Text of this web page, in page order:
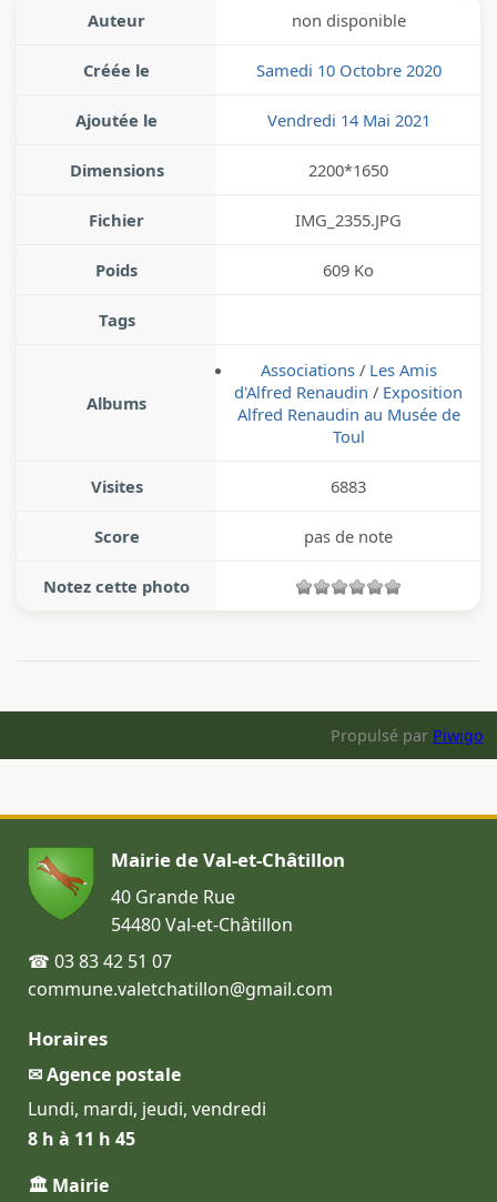
Auteur non disponible
Créée le Samedi 10 Octobre 2020
Ajoutée le Vendredi 14 Mai 2021
Dimensions 2200*1650
Fichier IMG_2355.JPG
Poids 609 Ko
Tags
Albums
Associations/ Les Amis
d'Alfred Renaudin / Exposition
Alfred Renaudin au Musée de
Toul
Visites 6883
Score pas de note
Notez cette photo
Propulsé par Piwigo
Mairie de Val-et-Châtillon
40 Grande Rue
54480 Val-et-Châtillon
☎ 03 83 42 51 07
commune.valetchatillon@gmail.com
Horaires
✉ Agence postale
Lundi, mardi, jeudi, vendredi
8 h à 11 h 45
🏛 Mairie